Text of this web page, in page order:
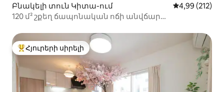
Բնակելի տուն Կիտա-ում Միջին
4,99 (212)
120 մ² շքեղ ճապոնական ոճի անվճար
Հյուրերի սիրելի լավագույն տները
Հյուրերի սիրելի